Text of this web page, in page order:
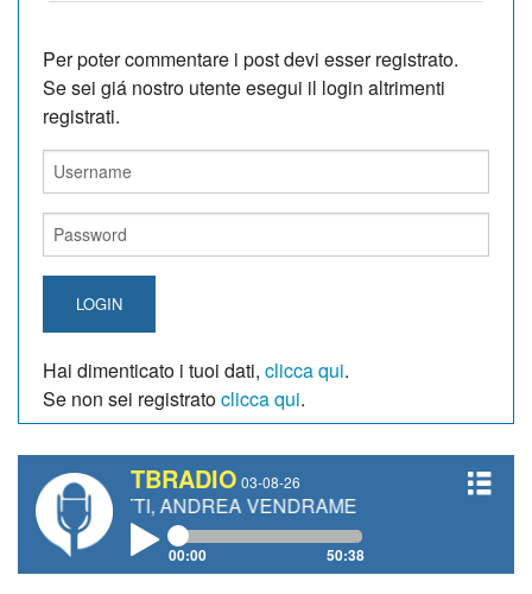
Per poter commentare i post devi esser registrato.
Se sei giá nostro utente esegui il login altrimenti
registrati.
LOGIN
Hai dimenticato i tuoi dati, clicca qui.
Se non sei registratoclicca qui.
TBRADIO 03-08-26
ANDREA VENDRAME, FILIPPO FIORELLI
00:00 50:38